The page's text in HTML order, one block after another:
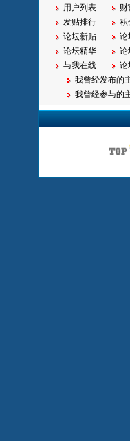
用户列表
财
发贴排行
积
论坛新贴
论
论坛精华
论
与我在线
论
我曾经发布的
我曾经参与的